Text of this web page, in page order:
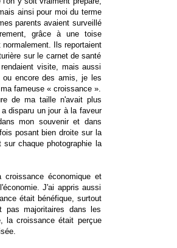
ainsi pour moi du terme
parents avaient surveillé
grâce à une toise
Ils reportaient
sur le carnet de santé
visite, mais aussi
encore des amis, je les
fameuse « croissance ».
de ma taille n'avait plus
disparu un jour à la faveur
mon souvenir et dans
posant bien droite sur la
chaque photographie la
économique et
J'ai appris aussi
était bénéfique, surtout
pas majoritaires dans les
la croissance était perçue